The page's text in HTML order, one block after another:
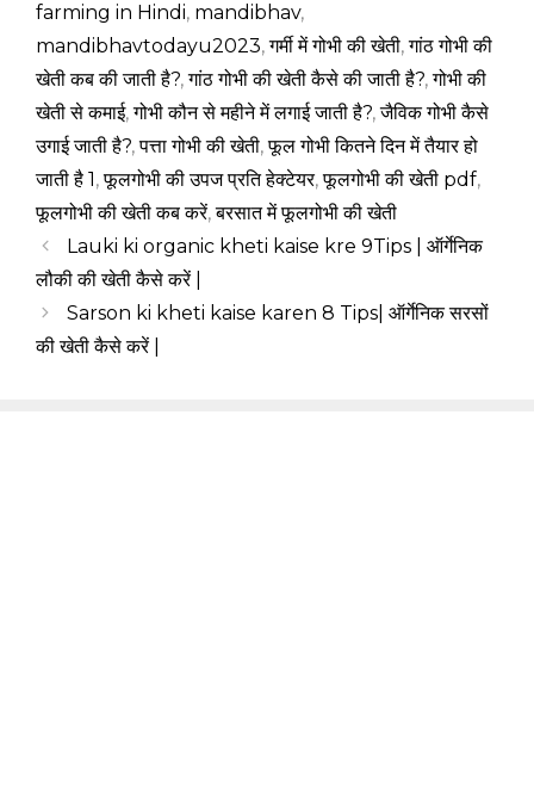
farming in Hindi, mandibhav,
mandibhavtodayu2023,गर्मी में गोभी की खेती,गांठ गोभी की
खेती कब की जाती है?,गांठ गोभी की खेती कैसे की जाती है?,गोभी की
खेती से कमाई,गोभी कौन से महीने में लगाई जाती है?,जैविक गोभी कैसे
उगाई जाती है?,पत्ता गोभी की खेती,फूल गोभी कितने दिन में तैयार हो
जाती है 1 ,फूलगोभी की उपज प्रति हेक्टेयर,फूलगोभी की खेती pdf,
फूलगोभी की खेती कब करें,बरसात में फूलगोभी की खेती
Lauki ki organic kheti kaise kre 9Tips | ऑर्गेनिक
लौकी की खेती कैसे करें |
Sarson ki kheti kaise karen 8 Tips| ऑर्गेनिक सरसों
की खेती कैसे करें |